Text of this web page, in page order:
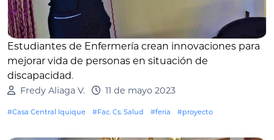
Estudiantes de Enfermería crean innovaciones para
mejorar vida de personas en situación de
discapacidad.
Fredy Aliaga V. 11 de mayo 2023
#Casa Central Iquique #Fac. Cs. Salud #feria #proyecto